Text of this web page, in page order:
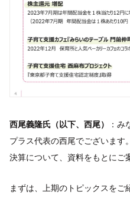
西尾義隆氏（以下、西尾）
：み
プラス代表の西尾でございま
決算について、資料をもとにご
まずは、上期のトピックスを